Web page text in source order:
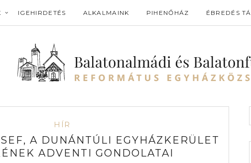
IGEHIRDETÉS ALKALMAINK PIHENŐHÁZ ÉBREDÉS
HÍR
A DUNÁNTÚLI EGYHÁZKERÜLET
ADVENTI GONDOLATAI